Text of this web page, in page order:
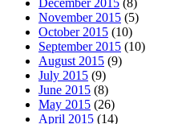
November 2015 (5)
October 2015 (10)
September 2015 (10)
August 2015 (9)
July 2015 (9)
June 2015 (8)
May 2015 (26)
April 2015 (14)